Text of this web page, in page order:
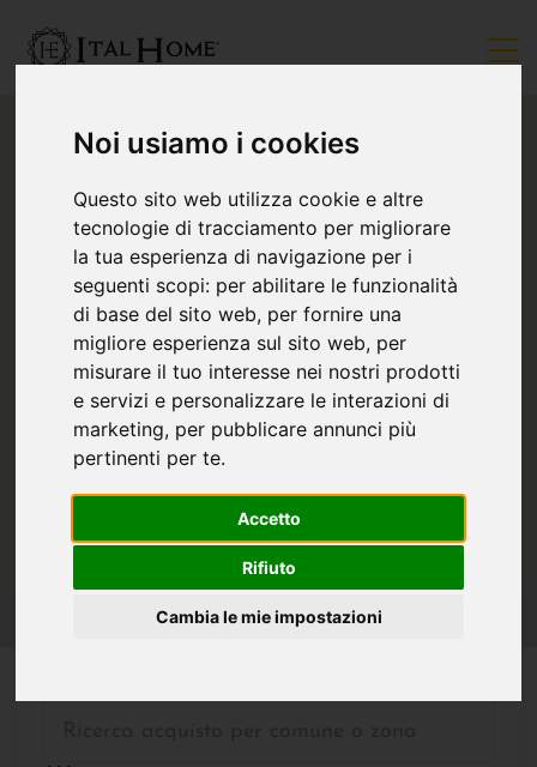
Noi usiamo i cookies
Questo sito web utilizza cookie e altre
tecnologie di tracciamento per migliorare
la tua esperienza di navigazione per i
seguenti scopi: per abilitare le funzionalità
di base del sito web, per fornire una
migliore esperienza sul sito web, per
misurare il tuo interesse nei nostri prodotti
e servizi e personalizzare le interazioni di
marketing, per pubblicare annunci più
pertinenti per te.
Accetto
Rifiuto
Cambia le mie impostazioni